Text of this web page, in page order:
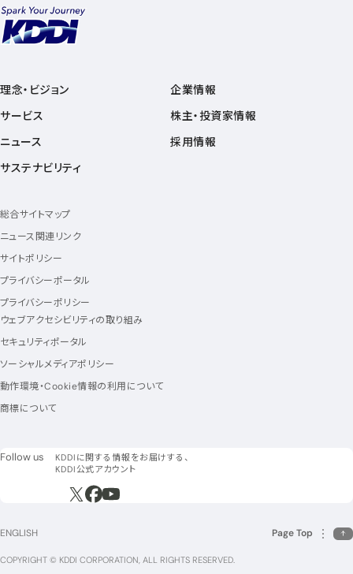
理念・ビジョン
サービス
ニュース
サステナビリティ
企業情報
株主・投資家情報
採用情報
総合サイトマップ
ニュース関連リンク
サイトポリシー
プライバシーポータル
プライバシーポリシー
ウェブアクセシビリティの取り組み
セキュリティポータル
ソーシャルメディアポリシー
動作環境・Cookie情報の利用について
商標について
Follow us フォローアス
KDDIに関する情報をお届けする、
KDDI公式アカウント
新規ウィンドウで開く
新規ウィンドウで開く
新規ウィンドウで開く
ENGLISH Page Top
COPYRIGHT © KDDI CORPORATION, ALL RIGHTS RESERVED.